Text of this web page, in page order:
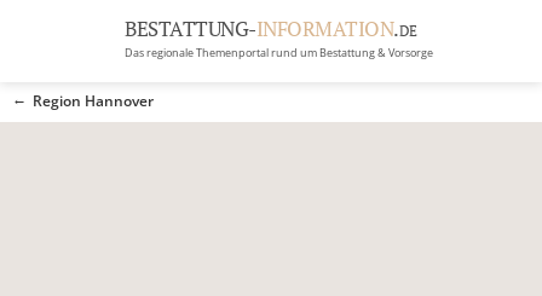
BESTATTUNG-INFORMATION.DE
Das regionale Themenportal rund um Bestattung & Vorsorge
BRANCHEN
Region Hannover